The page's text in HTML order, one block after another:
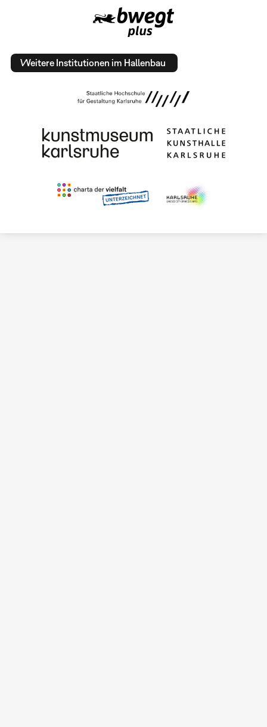
Weitere Institutionen im Hallenbau